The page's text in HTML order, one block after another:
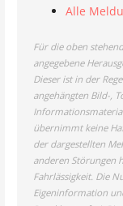
Alle
Für die oben
angegebene
Dieser ist in der
angehängten Bild-,
übernimmt keine
der dargestellten
anderen Störungen
Fahrlässigkeit. Die
Eigeninformation